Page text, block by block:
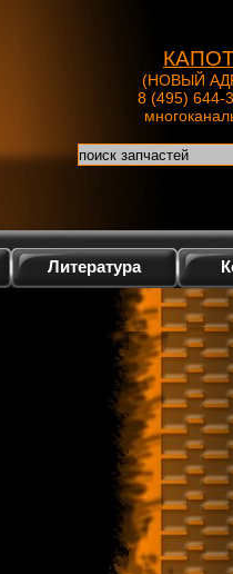
(НОВЫЙ
8 (495) 644-
Литература